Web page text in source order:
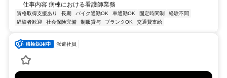
仕事内容 病棟における看護師業務
資格取得支援あり 長期 バイク通勤OK 車通勤OK 固定時間制
経験不問
経験者歓迎
社会保険完備 制服貸与 ブランクOK 交通費支給
派遣社員